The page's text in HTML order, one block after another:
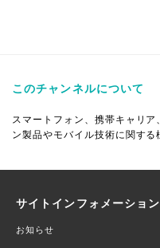
このチャンネルについて
スマートフォン、携帯キャリ
ン製品やモバイル技術に関する
サイトインフォメーション
お知らせ